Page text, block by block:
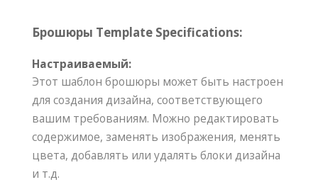
Брошюры Template Specifications:
Настраиваемый:
Этот шаблон брошюры может быть настроен
для создания дизайна, соответствующего
вашим требованиям. Можно редактировать
содержимое, заменять изображения, менять
цвета, добавлять или удалять блоки дизайна
и т.д.